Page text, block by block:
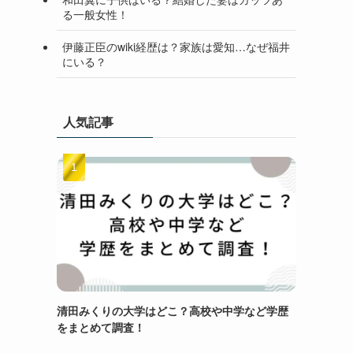
る一般女性！
伊藤正臣のwiki経歴は？家族は愛知…なぜ福井
にいる？
人気記事
清田みくりの大学はどこ？高校や中学など学歴
をまとめて調査！